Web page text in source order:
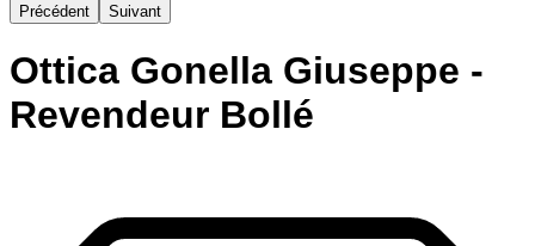
Précédent Suivant
Ottica Gonella Giuseppe -
Revendeur Bollé